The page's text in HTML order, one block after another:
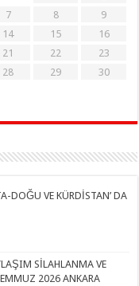
7 8
9
14 15
16
21 22
23
28 29
30
DOĞU VE KÜRDİSTAN’ DA
SİLAHLANMA VE
2026 ANKARA